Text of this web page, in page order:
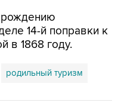
рождению
14-й поправки к
в 1868 году.
родильный туризм